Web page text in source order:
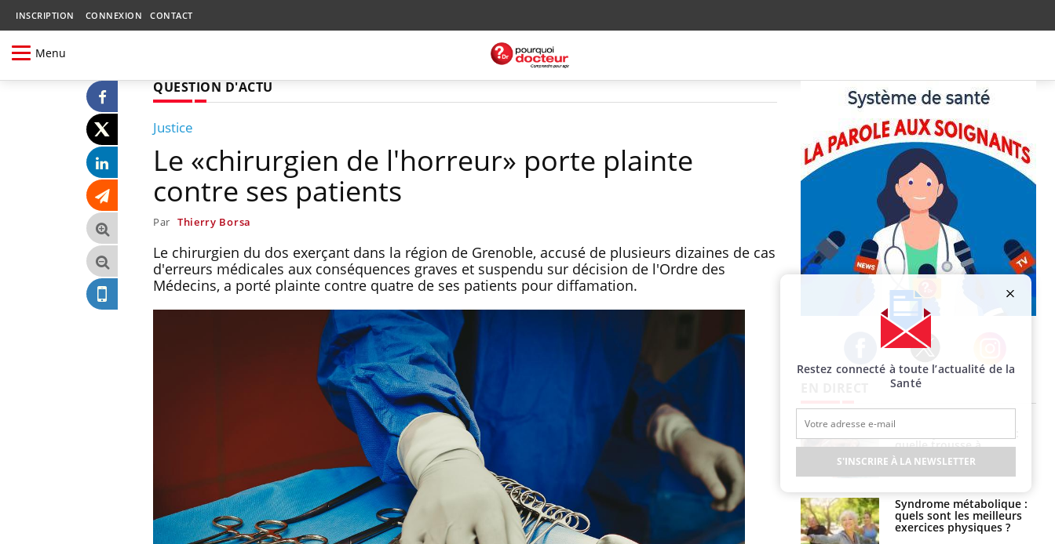
INSCRIPTION CONNEXION CONTACT
Menu
QUESTION D'ACTU
Justice
Le «chirurgien de l'horreur» porte plainte
contre ses patients
Par Thierry Borsa
Le chirurgien du dos exerçant dans la région de Grenoble, accusé de plusieurs dizaines de cas
d'erreurs médicales aux conséquences graves et suspendu sur décision de l'Ordre des
Médecins, a porté plainte contre quatre de ses patients pour diffamation.
Facebook Twitter Instagram
Les crises d’angoisse
peuvent-elles survenir
sans raison apparente ?
Fatigue en vacances :
normal ou signe d’une
maladie ?
Éclipse solaire du 12 août
: “Des verres adaptés,
c'est indispensable pour
la santé des yeux”
Les troubles du sommeil
modifient votre cerveau !
quelle trousse à
pharmacie pour les
vacances ?
Syndrome métabolique :
quels sont les meilleurs
exercices physiques ?
Restez connecté à toute l’actualité de la
Santé
S'INSCRIRE À LA NEWSLETTER